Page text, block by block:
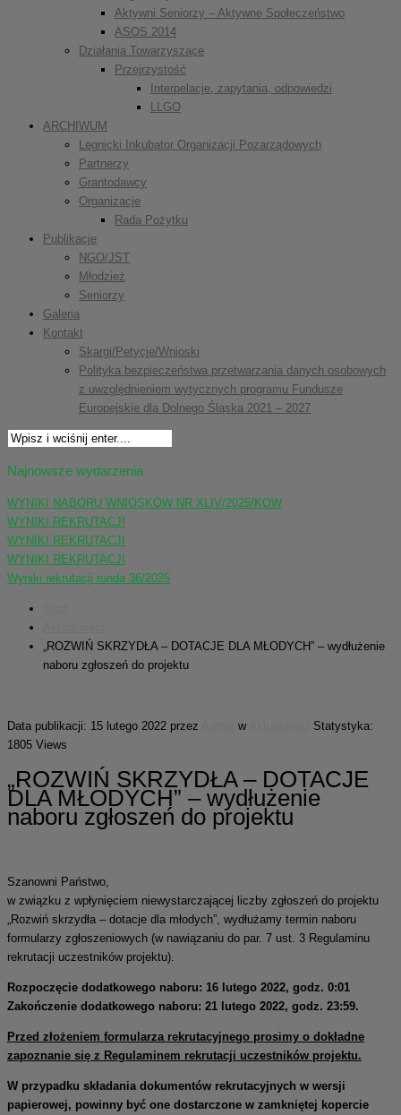
Aktywni Seniorzy – Aktywne Społeczeństwo
ASOS 2014
Działania Towarzyszące
Przejrzystość
Interpelacje, zapytania, odpowiedzi
LLGO
ARCHIWUM
Legnicki Inkubator Organizacji Pozarządowych
Partnerzy
Grantodawcy
Organizacje
Rada Pożytku
Publikacje
NGO/JST
Młodzież
Seniorzy
Galeria
Kontakt
Skargi/Petycje/Wnioski
Polityka bezpieczeństwa przetwarzania danych osobowych
z uwzględnieniem wytycznych programu Fundusze
Europejskie dla Dolnego Śląska 2021 – 2027
Najnowsze wydarzenia
WYNIKI NABORU WNIOSKÓW NR XLIV/2025/KOW
WYNIKI REKRUTACJI
WYNIKI REKRUTACJI
WYNIKI REKRUTACJI
Wyniki rekrutacji runda 36/2025
„ROZWIŃ SKRZYDŁA – DOTACJE DLA MŁODYCH” – wydłużenie
naboru zgłoszeń do projektu
Data publikacji: 15 lutego 2022 przez w
Statystyka:
1805 Views
„ROZWIŃ SKRZYDŁA – DOTACJE
DLA MŁODYCH” – wydłużenie
naboru zgłoszeń do projektu
Szanowni Państwo,
w związku z wpłynięciem niewystarczającej liczby zgłoszeń do projektu
„Rozwiń skrzydła – dotacje dla młodych”, wydłużamy termin naboru
formularzy zgłoszeniowych (w nawiązaniu do par. 7 ust. 3 Regulaminu
rekrutacji uczestników projektu).
Rozpoczęcie dodatkowego naboru: 16 lutego 2022, godz. 0:01
Zakończenie dodatkowego naboru: 21 lutego 2022, godz. 23:59.
Przed złożeniem formularza rekrutacyjnego prosimy o dokładne
zapoznanie się z Regulaminem rekrutacji uczestników projektu.
W przypadku składania dokumentów rekrutacyjnych w wersji
papierowej, powinny być one dostarczone w zamkniętej kopercie